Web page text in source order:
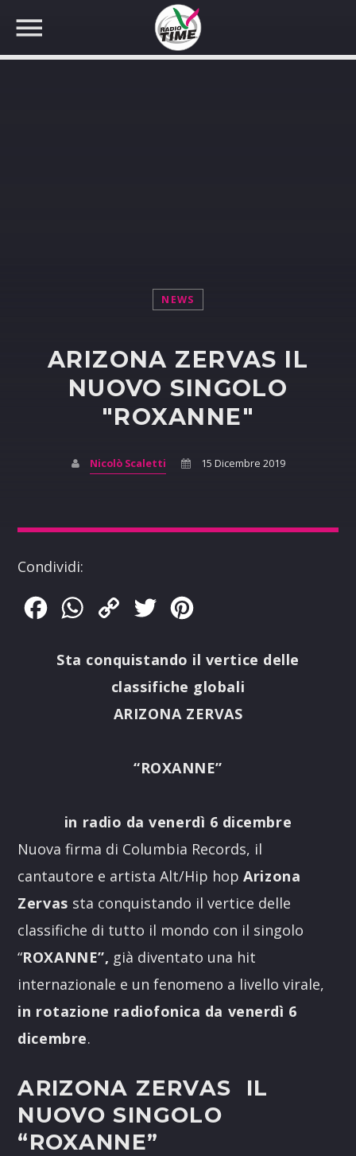
NEWS
ARIZONA ZERVAS IL
NUOVO SINGOLO
"ROXANNE"
Nicolò Scaletti 15 Dicembre 2019
Condividi:
FacebookWhatsApp
Copy
Twitter
Sta conquistando il vertice delle
classifiche globali
ARIZONA ZERVAS
“ROXANNE”
in radio da venerdì 6 dicembre
Nuova firma di Columbia Records, il
cantautore e artista Alt/Hip hopArizona
Zervas sta conquistando il vertice delle
classifiche di tutto il mondo con il singolo
“ROXANNE”, già diventato una hit
internazionale e un fenomeno a livello virale,
in rotazione radiofonica da venerdì 6
dicembre.
ARIZONA ZERVAS IL
NUOVO SINGOLO
“ROXANNE”